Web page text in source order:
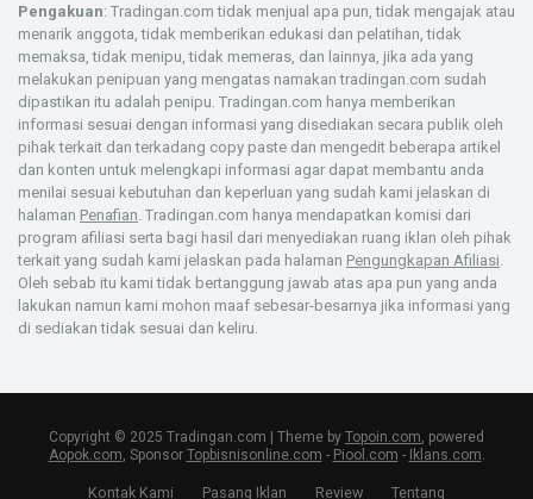
Pengakuan: Tradingan.com tidak menjual apa pun, tidak mengajak atau
menarik anggota, tidak memberikan edukasi dan pelatihan, tidak
memaksa, tidak menipu, tidak memeras, dan lainnya, jika ada yang
melakukan penipuan yang mengatas namakan tradingan.com sudah
dipastikan itu adalah penipu. Tradingan.com hanya memberikan
informasi sesuai dengan informasi yang disediakan secara publik oleh
pihak terkait dan terkadang copy paste dan mengedit beberapa artikel
dan konten untuk melengkapi informasi agar dapat membantu anda
menilai sesuai kebutuhan dan keperluan yang sudah kami jelaskan di
halaman Penafian . Tradingan.com hanya mendapatkan komisi dari
program afiliasi serta bagi hasil dari menyediakan ruang iklan oleh pihak
terkait yang sudah kami jelaskan pada halaman Pengungkapan Afiliasi
Oleh sebab itu kami tidak bertanggung jawab atas apa pun yang anda
lakukan namun kami mohon maaf sebesar-besarnya jika informasi yang
di sediakan tidak sesuai dan keliru.
Copyright © 2025 Tradingan.com | Theme by Topoin.com, powered
Aopok.com, Sponsor Topbisnisonline.com - Piool.com - Iklans.com.
Kontak Kami Pasang Iklan Review Tentang